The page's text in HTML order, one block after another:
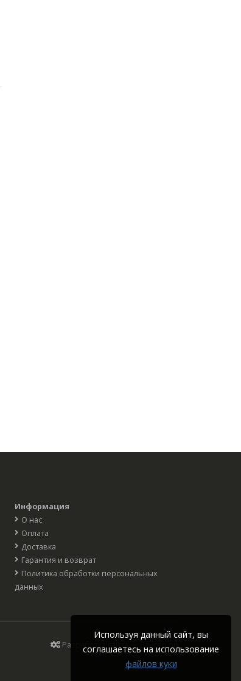
Используя данный сайт, вы
соглашаетесь на использование
файлов куки
Информация
О нас
Оплата
Доставка
Гарантия и возврат
Политика обработки персональных
данных
Разработка сайта — Вангер.рф